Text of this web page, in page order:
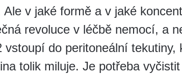
Ale v jaké formě a v jaké
revoluce v léčbě nemocí, a
vstoupí do peritoneální tekutiny,
tolik miluje. Je potřeba